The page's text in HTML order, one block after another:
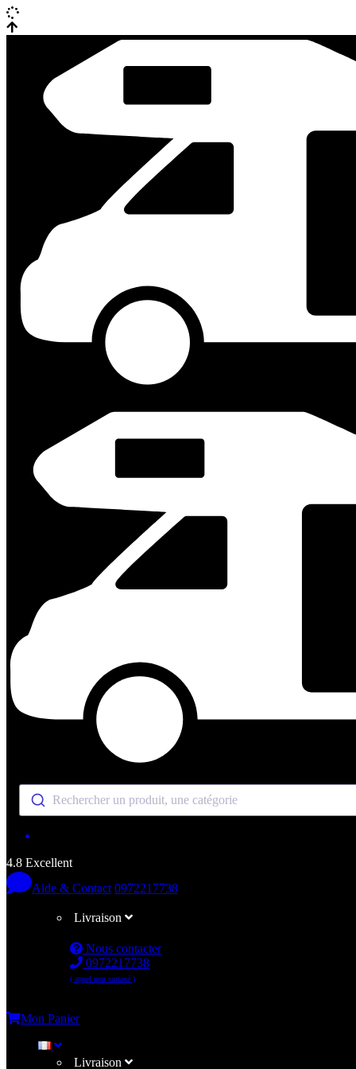
Rechercher un produit, une catégorie
4.8 Excellent
Aide & Contact 0972217738
Livraison
Nous contacter
0972217738
( appel non surtaxé )
Mon Panier
Livraison